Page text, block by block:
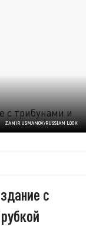
ZAMIR USMANOV/RUSSIAN LOOK
с